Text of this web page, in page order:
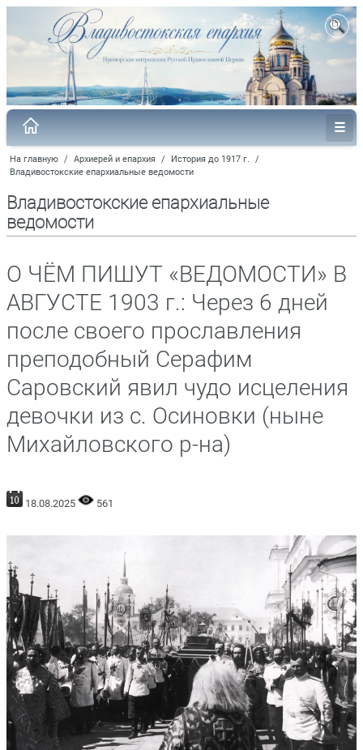
На главную / Архиерей и епархия / История до 1917 г.
/
Владивостокские епархиальные ведомости
Владивостокские епархиальные
ведомости
О ЧЁМ ПИШУТ «ВЕДОМОСТИ» В
АВГУСТЕ 1903 г.: Через 6 дней
после своего прославления
преподобный Серафим
Саровский явил чудо исцеления
девочки из с. Осиновки (ныне
Михайловского р-на)
18.08.2025 561